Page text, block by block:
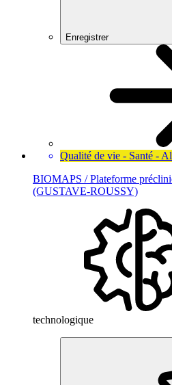
Enregistrer
Qualité de vie - Santé -
BIOMAPS / Plateforme
(GUSTAVE-ROUSSY)
technologique